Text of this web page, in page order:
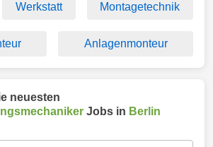
Werkstatt Montagetechnik
Anlagenmonteur
neuesten
Jobs in Berlin